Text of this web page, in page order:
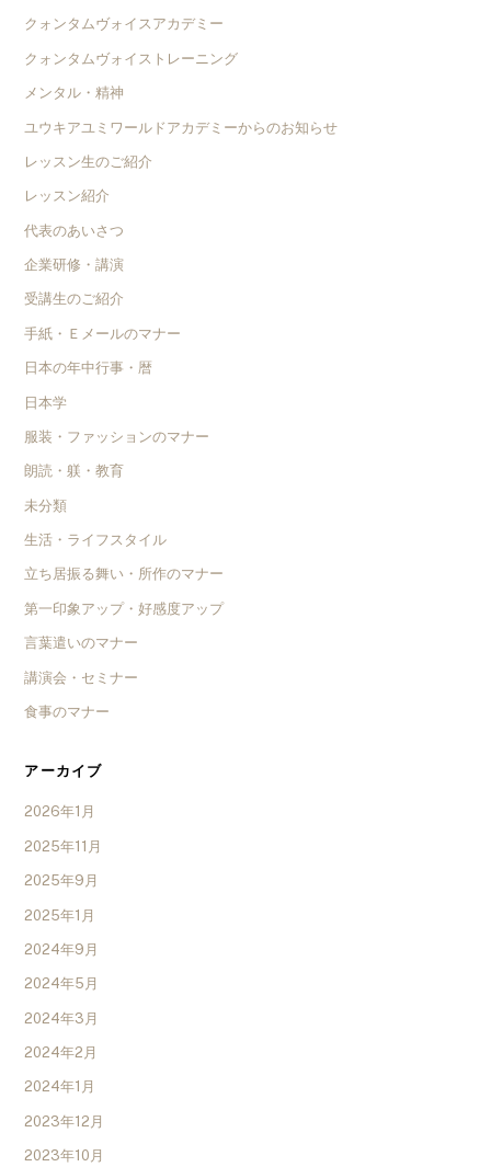
クォンタムヴォイスアカデミー
クォンタムヴォイストレーニング
メンタル・精神
ユウキアユミワールドアカデミーからのお知らせ
レッスン生のご紹介
レッスン紹介
代表のあいさつ
企業研修・講演
受講生のご紹介
手紙・Ｅメールのマナー
日本の年中行事・暦
日本学
服装・ファッションのマナー
朗読・躾・教育
未分類
生活・ライフスタイル
立ち居振る舞い・所作のマナー
第一印象アップ・好感度アップ
言葉遣いのマナー
講演会・セミナー
食事のマナー
アーカイブ
2026年1月
2025年11月
2025年9月
2025年1月
2024年9月
2024年5月
2024年3月
2024年2月
2024年1月
2023年12月
2023年10月